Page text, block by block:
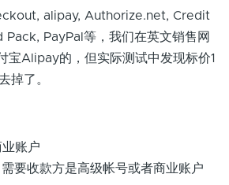
alipay, Authorize.net, Credit
PayPal等，我们在英文销售网
宝Alipay的，但实际测试中发现标价1
掉了。
账户
要收款方是高级帐号或者商业账户